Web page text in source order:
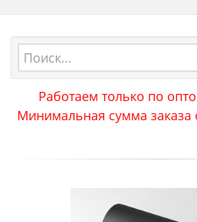
Работаем только по
Минимальная сумма заказа